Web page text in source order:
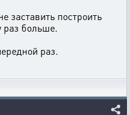
заставить построить
раз больше.
раз.